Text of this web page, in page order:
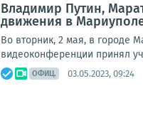
Владимир Путин,
движения в
Во вторник, 2 мая, в городе
видеоконференции принял
ОФИЦ. 03.05.2023, 09:24